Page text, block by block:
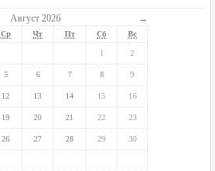
Август 2026 →
Ср Чт Пт Сб Вс
1 2
5 6 7 8 9
12 13 14 15 16
19 20 21 22 23
26 27 28 29 30